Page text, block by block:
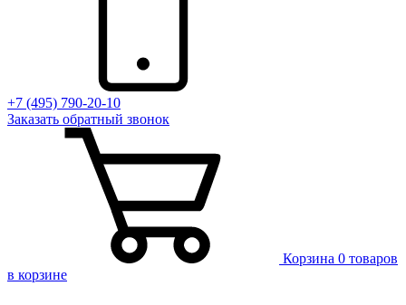
+7 (495) 790-20-10
Заказать обратный звонок
Корзина 0 товаров
в корзине